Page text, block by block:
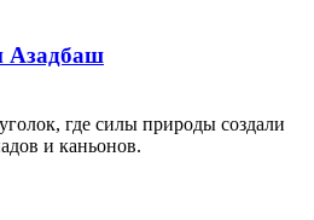
Азадбаш
где силы природы создали
и каньонов.